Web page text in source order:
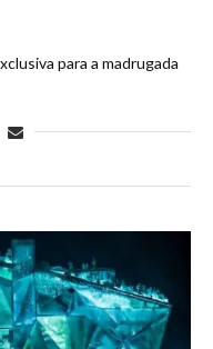
para a madrugada